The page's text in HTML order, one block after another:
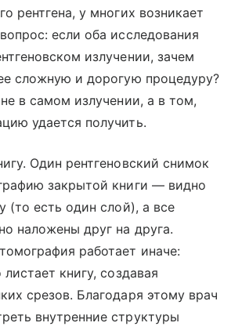
рентгена, у многих возникает
если оба исследования
излучении, зачем
сложную и дорогую процедуру?
в самом излучении, а в том,
удается получить.
Один рентгеновский снимок
закрытой книги — видно
(то есть один слой), а все
наложены друг на друга.
работает иначе:
книгу, создавая
срезов. Благодаря этому врач
внутренние структуры